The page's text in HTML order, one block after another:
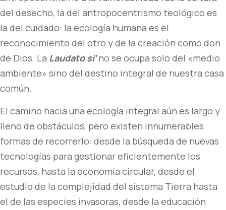
del desecho, la del antropocentrismo teológico es
la del cuidado: la ecología humana es el
reconocimiento del otro y de la creación como don
de Dios. La Laudato si’no se ocupa solo del «medio
ambiente» sino del destino integral de nuestra casa
común.
El camino hacia una ecología integral aún es largo y
lleno de obstáculos, pero existen innumerables
formas de recorrerlo: desde la búsqueda de nuevas
tecnologías para gestionar eficientemente los
recursos, hasta la economía circular, desde el
estudio de la complejidad del sistema Tierra hasta
el de las especies invasoras, desde la educación